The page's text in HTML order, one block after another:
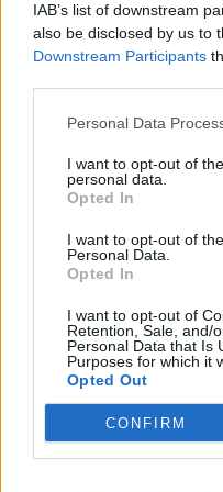
IAB’s list of downstream
also be disclosed by us to
Downstream Participants
Personal Data
I want to opt-out of
personal data.
Opted In
I want to opt-out of
Personal Data.
Opted In
I want to opt-out of
Retention, Sale, and/
Personal Data that Is
Purposes for which it
Opted Out
CONFIRM